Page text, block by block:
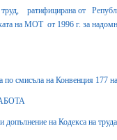
ратифицирана от
на МОТ от 1996 г. за
по смисъла на Конвенция 177
на Кодекса на